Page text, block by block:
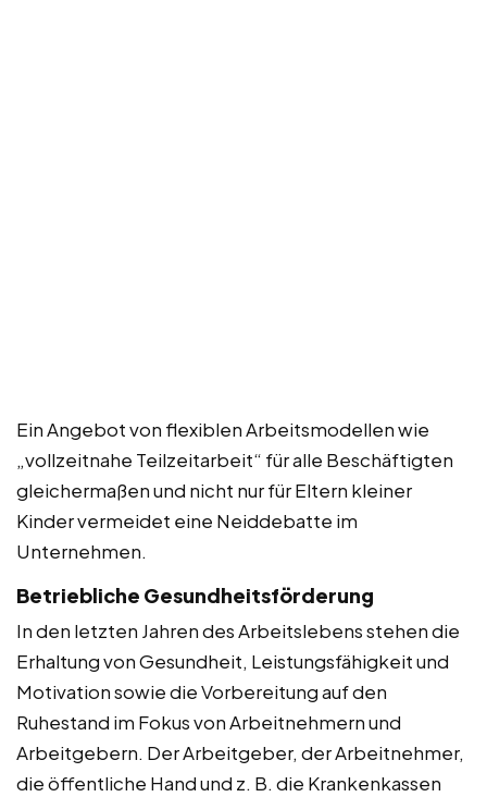
Ein Angebot von flexiblen Arbeitsmodellen wie
„vollzeitnahe Teilzeitarbeit“ für alle Beschäftigten
gleichermaßen und nicht nur für Eltern kleiner
Kinder vermeidet eine Neiddebatte im
Unternehmen.
Betriebliche Gesundheitsförderung
In den letzten Jahren des Arbeitslebens stehen die
Erhaltung von Gesundheit, Leistungsfähigkeit und
Motivation sowie die Vorbereitung auf den
Ruhestand im Fokus von Arbeitnehmern und
Arbeitgebern. Der Arbeitgeber, der Arbeitnehmer,
die öffentliche Hand und z. B. die Krankenkassen